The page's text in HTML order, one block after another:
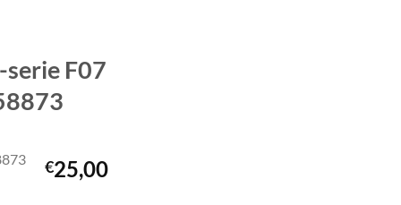
F07
€25,00